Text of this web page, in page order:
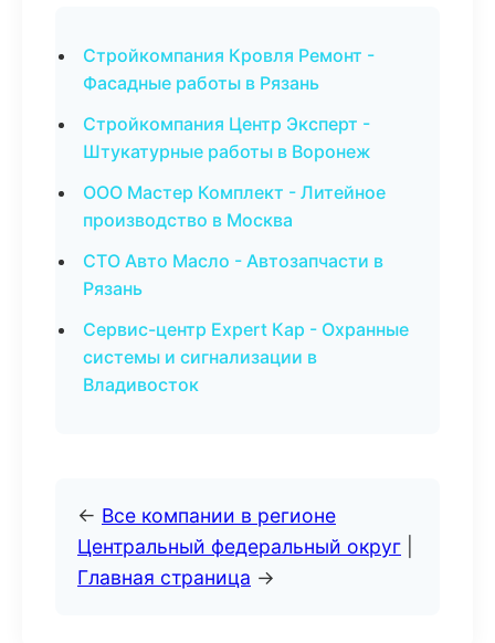
Стройкомпания Кровля Ремонт -
Фасадные работы в Рязань
Стройкомпания Центр Эксперт -
Штукатурные работы в Воронеж
ООО Мастер Комплект - Литейное
производство в Москва
СТО Авто Масло - Автозапчасти в
Рязань
Сервис-центр Expert Кар - Охранные
системы и сигнализации в
Владивосток
← Все компании в регионе
Центральный федеральный округ
Главная страница →